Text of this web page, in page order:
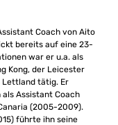
Coach von Aito
bereits auf eine 23-
war er u.a. als
Kong, der Leicester
Lettland tätig. Er
Assistant Coach
(2005-2009).
führte ihn seine